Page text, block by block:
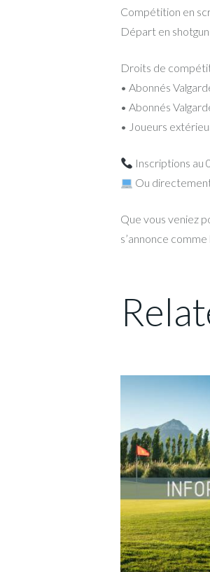
Compétition en
Départ en
Droits de
• Abonnés
• Abonnés
• Joueurs
Inscriptions au
Ou
Que vous veniez
s’annonce